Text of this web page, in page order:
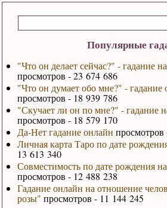
Популярные
"Что он делает сейчас?" - гадание
просмотров - 23 674 686
"Что он думает обо мне?" -
просмотров - 18 939 786
"Скучает ли он по мне?" - гадание
просмотров - 18 579 170
Да-Нет гадание онлайн
Личная карта Таро по дате
13 613 340
Совместимость по дате рождения
просмотров - 12 488 238
Гадание онлайн на отношение
розы" просмотров - 11 144 245